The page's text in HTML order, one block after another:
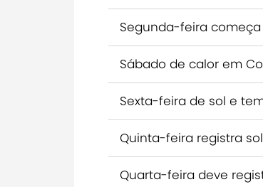
Segunda-feira
Sábado de calor em
Sexta-feira de sol e
Quinta-feira registra
Quarta-feira deve